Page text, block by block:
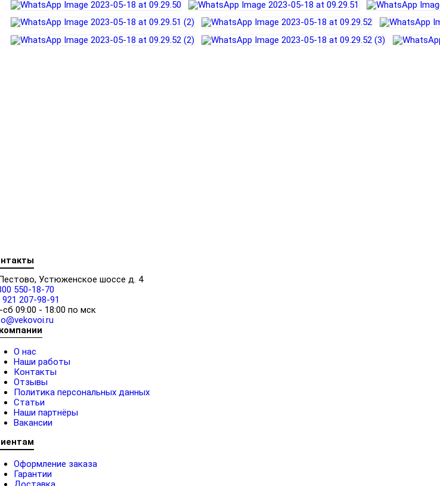
Устюженское шоссе д. 4
550-18-70
921 207-98-91
сб 09:00 - 18:00 по мск
О нас
Наши работы
Контакты
Отзывы
Политика персональных данных
Статьи
Наши партнёры
Вакансии
Оформление заказа
Гарантии